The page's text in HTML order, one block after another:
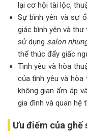
lại cơ hội tài lộc,
Sự bình yên và sự
giác bình yên và thư
sử dụng salon
thể thúc đẩy giấc
Tình yêu và hòa
của tình yêu và hòa
không gian ấm áp
gia đình và quan hệ
Ưu điểm của ghế